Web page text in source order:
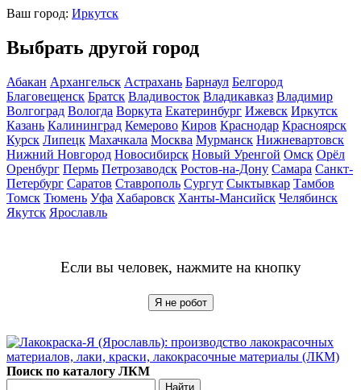
Ваш город: Иркутск
Выбрать другой город
Абакан Архангельск Астрахань Барнаул Белгород
Благовещенск Братск Владивосток Владикавказ Владимир
Волгоград Вологда Воркута Екатеринбург Ижевск Иркутск
Казань Калининград Кемерово Киров Краснодар Красноярск
Курск Липецк Махачкала Москва Мурманск Нижневартовск
Нижний Новгород Новосибирск Новый Уренгой Омск Орёл
Оренбург Пермь Петрозаводск Ростов-на-Дону Самара Санкт-
Петербург Саратов Ставрополь Сургут Сыктывкар Тамбов
Томск Тюмень Уфа Хабаровск Ханты-Мансийск Челябинск
Якутск Ярославль
Если вы человек, нажмите на кнопку
Я не робот
Поиск по каталогу ЛКМ
Найти